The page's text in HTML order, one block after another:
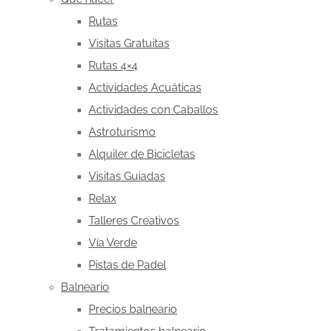
Rutas
Visitas Gratuitas
Rutas 4×4
Actividades Acuáticas
Actividades con Caballos
Astroturismo
Alquiler de Bicicletas
Visitas Guiadas
Relax
Talleres Creativos
Vía Verde
Pistas de Padel
Balneario
Precios balneario